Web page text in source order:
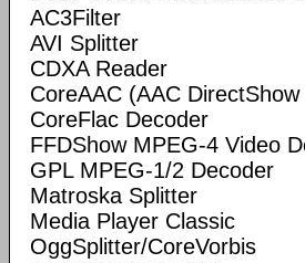
AC3Filter
AVI Splitter
CDXA Reader
CoreAAC (AAC
CoreFlac Decoder
FFDShow MPEG-4 Video
GPL MPEG-1/2 Decoder
Matroska Splitter
Media Player Classic
OggSplitter/CoreVorbis